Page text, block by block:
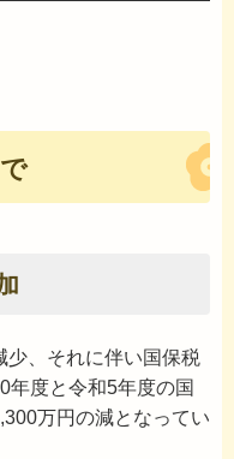
少、それに伴い国保税
年度と令和5年度の国
万円の減となってい